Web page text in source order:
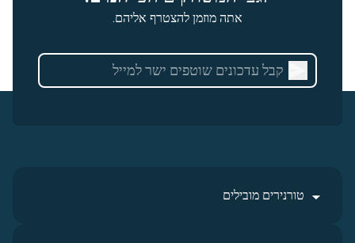
אתה מוזמן להצטרף אליהם.
טורנירים מובילים